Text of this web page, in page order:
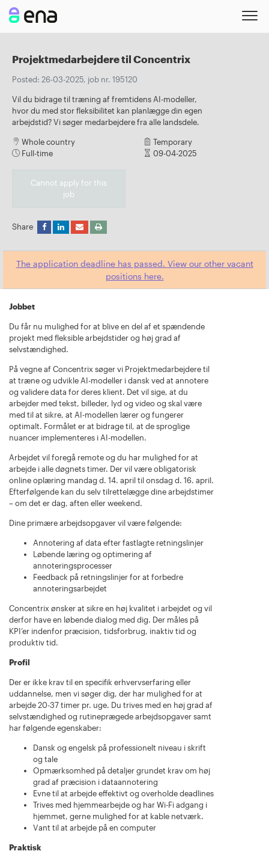
Projektmedarbejdere til Concentrix
Posted: 26-03-2025, job nr. 195120
Vil du bidrage til træning af fremtidens AI-modeller,
hvor du med stor fleksibilitet kan planlægge din egen
arbejdstid? Vi søger medarbejdere fra alle landsdele.
Whole country
Temporary
Full-time
09-04-2025
Cannot apply for this
job
Share
The application deadline has passed. View our other vacant
positions here.
Jobbet
Du får nu mulighed for at blive en del af et spændende
projekt med fleksible arbejdstider og høj grad af
selvstændighed.
På vegne af Concentrix søger vi Projektmedarbejdere til
at træne og udvikle AI-modeller i dansk ved at annotere
og validere data for deres klient. Det vil sige, at du
arbejder med tekst, billeder, lyd og video og skal være
med til at sikre, at AI-modellen lærer og fungerer
optimalt. Formålet er at bidrage til, at de sproglige
nuancer implementeres i AI-modellen.
Arbejdet vil foregå remote og du har mulighed for at
arbejde i alle døgnets timer. Der vil være obligatorisk
online oplæring mandag d. 14. april til onsdag d. 16. april.
Efterfølgende kan du selv tilrettelægge dine arbejdstimer
– om det er dag, aften eller weekend.
Dine primære arbejdsopgaver vil være følgende:
Annotering af data efter fastlagte retningslinjer
Løbende læring og optimering af
annoteringsprocesser
Feedback på retningslinjer for at forbedre
annoteringsarbejdet
Concentrix ønsker at sikre en høj kvalitet i arbejdet og vil
derfor have en løbende dialog med dig. Der måles på
KPI’er indenfor præcision, tidsforbrug, inaktiv tid og
produktiv tid.
Profil
Der er ikke krav til en specifik erhvervserfaring eller
uddannelse, men vi søger dig, der har mulighed for at
arbejde 20-37 timer pr. uge. Du trives med en høj grad af
selvstændighed og rutineprægede arbejdsopgaver samt
har følgende egenskaber:
Dansk og engelsk på professionelt niveau i skrift
og tale
Opmærksomhed på detaljer grundet krav om høj
grad af præcision i dataannotering
Evne til at arbejde effektivt og overholde deadlines
Trives med hjemmearbejde og har Wi-Fi adgang i
hjemmet, gerne mulighed for at kable netværk.
Vant til at arbejde på en computer
Praktisk